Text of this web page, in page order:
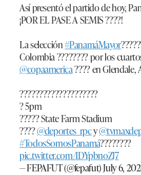
Así presentó el partido de hoy,
¡POR EL PASE A SEMIS ????!
La selección#PanamáMayor
Colombia ???????? por los
@copaamerica???? en Glendale,
????????????????????
? 5pm
????? State Farm Stadium
????@deportes_rpcy
#TodosSomosPanamá????????
pic.twitter.com/IDYpbnoZJ7
— FEPAFUT (@fepafut)July 6,